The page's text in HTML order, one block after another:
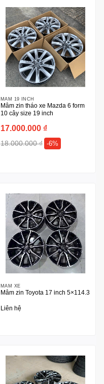
MÂM 19 INCH
Mâm zin tháo xe Mazda 6 form
10 cây size 19 inch
17.000.000 ₫
18.000.000₫ -6%
MÂM XE
Mâm zin Toyota 17 inch 5×114.3
Liên hệ